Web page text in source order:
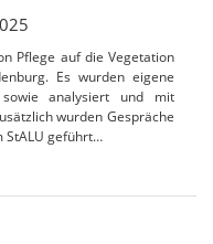
Pflege auf die Vegetation
Es wurden eigene
sowie analysiert und mit
wurden Gespräche
StALU geführt…